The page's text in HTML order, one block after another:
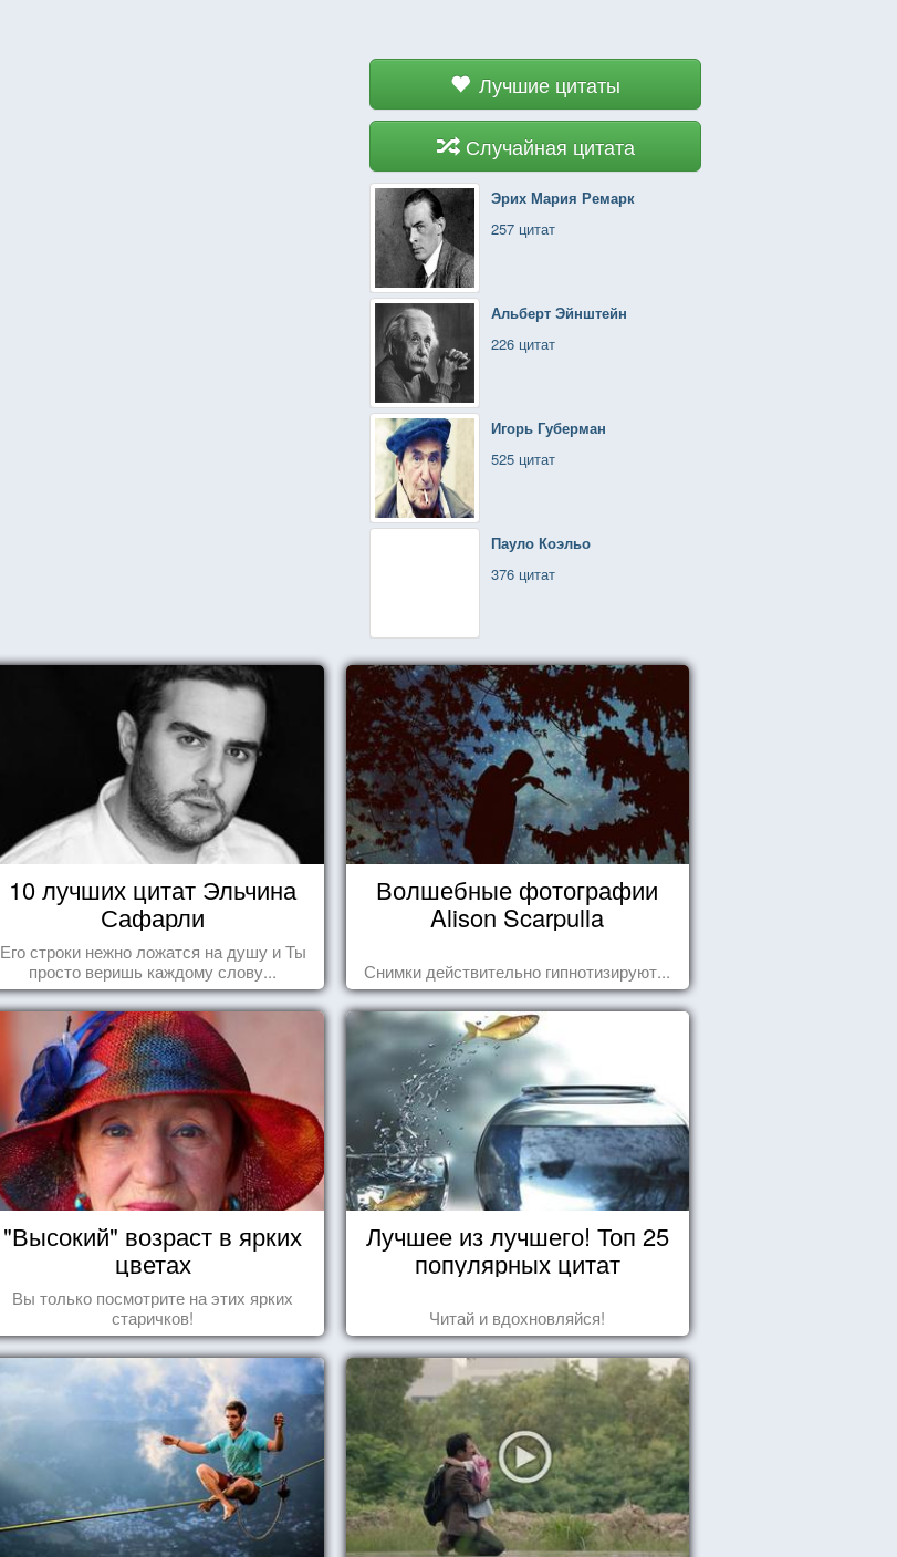
Лучшие цитаты
Случайная цитата
Эрих Мария Ремарк
257 цитат
Альберт Эйнштейн
226 цитат
Игорь Губерман
525 цитат
Пауло Коэльо
376 цитат
10 лучших цитат Эльчина
Сафарли
Его строки нежно ложатся на душу и Ты
просто веришь каждому слову...
Волшебные фотографии
Alison Scarpulla
Снимки действительно гипнотизируют...
"Высокий" возраст в ярких
цветах
Вы только посмотрите на этих ярких
старичков!
Лучшее из лучшего! Топ 25
популярных цитат
Читай и вдохновляйся!